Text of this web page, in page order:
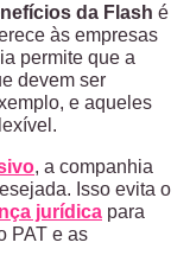
da Flash é
às empresas
permite que a
devem ser
e aqueles
, a companhia
Isso evita o
jurídica para
PAT e as